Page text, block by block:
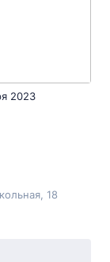
2023
, 18